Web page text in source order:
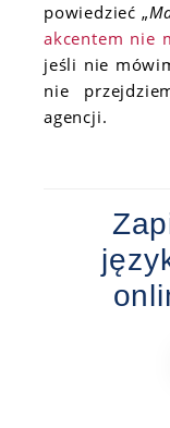
powiedzieć „
akcentem nie
jeśli nie
nie
agencji.